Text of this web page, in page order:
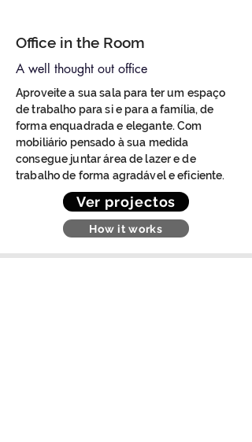
Office in the Room
A well thought out office
Aproveite a sua sala para ter um espaço
de trabalho para si e para a família, de
forma enquadrada e elegante. Com
mobiliário pensado à sua medida
consegue juntar área de lazer e de
trabalho de forma agradável e eficiente.
Ver projectos
How it works